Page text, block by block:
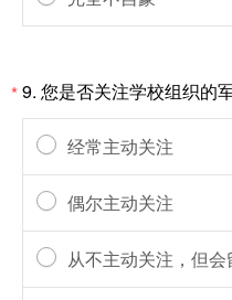
*9. 您是否关注学校组织的
经常主动关注
偶尔主动关注
从不主动关注，但会